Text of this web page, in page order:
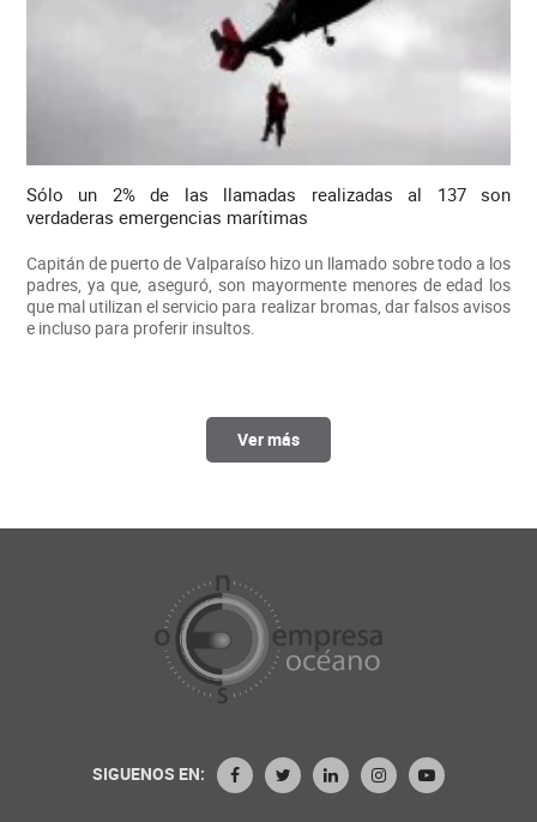
Sólo un 2% de las llamadas realizadas al 137 son
verdaderas emergencias marítimas
Capitán de puerto de Valparaíso hizo un llamado sobre todo a los
padres, ya que, aseguró, son mayormente menores de edad los
que mal utilizan el servicio para realizar bromas, dar falsos avisos
e incluso para proferir insultos.
Ver más
SIGUENOS EN: